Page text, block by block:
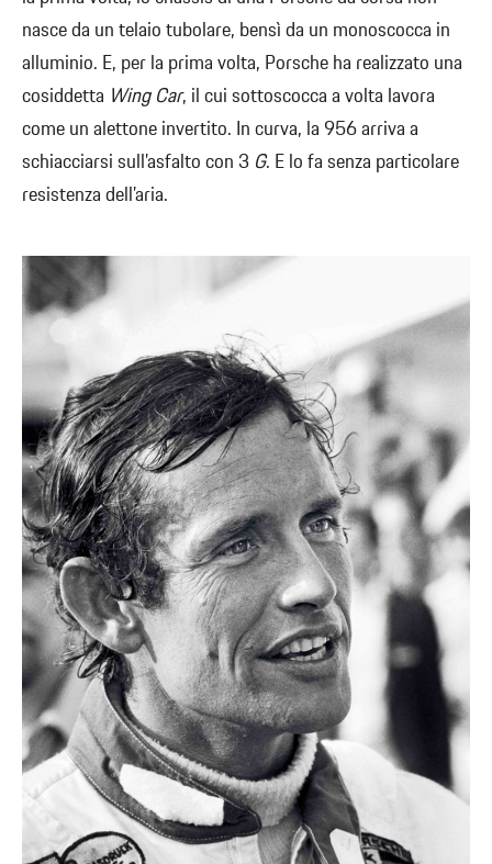
nasce da un telaio tubolare, bensì da un monoscocca in
alluminio. E, per la prima volta, Porsche ha realizzato una
cosiddetta Wing Car, il cui sottoscocca a volta lavora
come un alettone invertito. In curva, la 956 arriva a
schiacciarsi sull’asfalto con 3 G. E lo fa senza particolare
resistenza dell’aria.